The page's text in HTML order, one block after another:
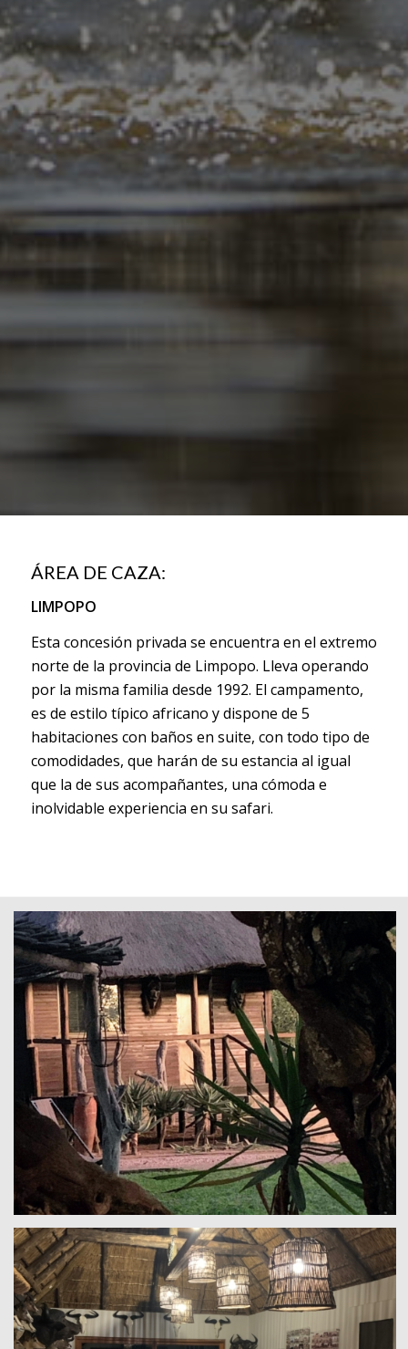
ÁREA DE CAZA:
LIMPOPO
Esta concesión privada se encuentra en el extremo
norte de la provincia de Limpopo. Lleva operando
por la misma familia desde 1992. El campamento,
es de estilo típico africano y dispone de 5
habitaciones con baños en suite, con todo tipo de
comodidades, que harán de su estancia al igual
que la de sus acompañantes, una cómoda e
inolvidable experiencia en su safari.